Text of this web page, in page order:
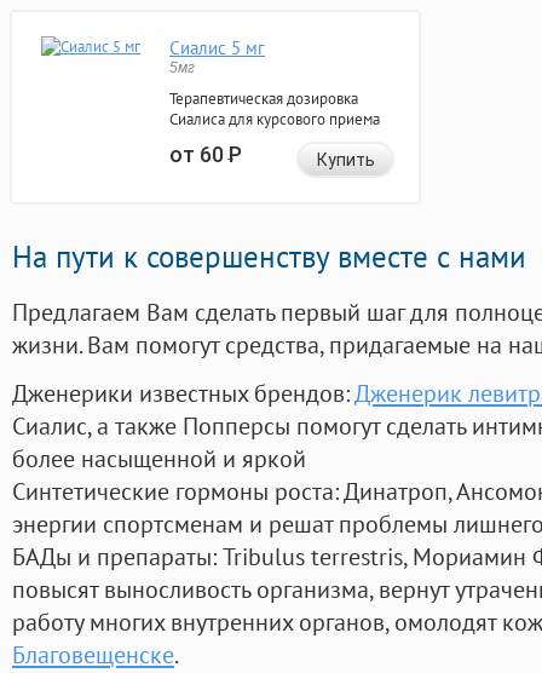
Сиалис 5 мг
5мг
Терапевтическая дозировка
Сиалиса для курсового приема
от 60Р Купить
На пути к совершенству вместе с нами
Предлагаем Вам сделать первый шаг для
жизни. Вам помогут средства, придагаемые на
Дженерики известных брендов:Дженерик
Сиалис, а также Попперсы помогут сделать
более насыщенной и яркой
Синтетические гормоны роста: Динатроп,
энергии спортсменам и решат проблемы
БАДы и препараты:Tribulus terrestris, Мориамин
повысят выносливость организма, вернут
работу многих внутренних органов, омолодят
Благовещенске.